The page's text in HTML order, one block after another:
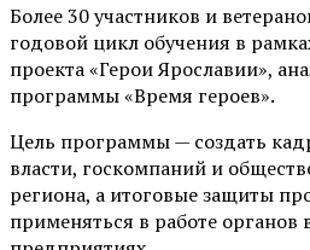
Более 30 участников и
годовой цикл обучения в
проекта «Герои Ярославии»,
программы «Время героев».
Цель программы — создать
власти, госкомпаний и
региона, а итоговые защиты
применяться в работе органов